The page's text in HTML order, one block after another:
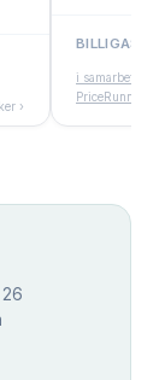
›
BILLIGAST
i samarbete
PriceRunner